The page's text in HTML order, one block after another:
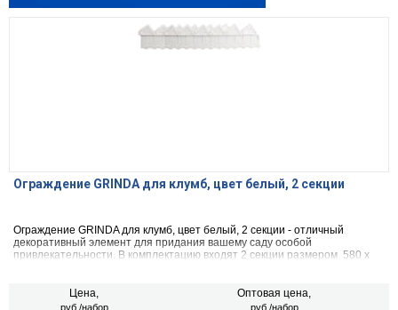
Ограждение GRINDA для клумб, цвет белый, 2 секции
Ограждение GRINDA для клумб, цвет белый, 2 секции - отличный
декоративный элемент для придания вашему саду особой
привлекательности. В комплектацию входят 2 секции размером 580 х
Цена,
руб./набор
Оптовая цена,
руб./набор